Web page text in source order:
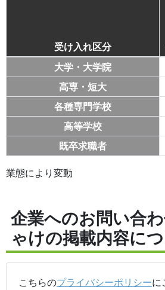
受け入れ区分
大学・大学院
高専・短大
各種専門学校
高等学校
既卒求職者
業態により変動
企業へのお問い合
ゃけの掲載内容につ
こちらのプライバシーポリシーに